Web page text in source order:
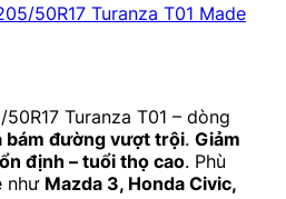
50R17 Turanza T01 Made
Turanza T01 – dòng
bám đường vượt trội. Giảm
định – tuổi thọ cao. Phù
như Mazda 3, Honda Civic,